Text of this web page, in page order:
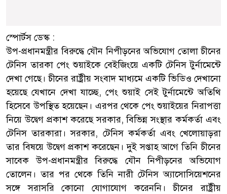
স্পোর্টস ডেস্ক :
উপ-প্রধানমন্ত্রীর বিরুদ্ধে যৌন নিপীড়নের অভিযোগ তোলা চীনের
টেনিস তারকা পেং শুয়াইকে বেইজিংয়ে একটি টেনিস টুর্নামেন্টে
দেখা গেছে। চীনের রাষ্ট্রীয় সংবাদ মাধ্যমে একটি ভিডিও দেখানো
হয়েছে যেখানে দেখা যাচ্ছে, পেং শুয়াই সেই টুর্নামেন্টে অতিথি
হিসেবে উপস্থিত হয়েছেন। এরপর থেকে পেং শুয়াইয়ের নিরাপত্তা
নিয়ে উদ্বেগ প্রকাশ করেছে সরকার, বিভিন্ন সংস্থার কর্মকর্তা এবং
টেনিস তারকারা। সরকার, টেনিস কর্মকর্তা এবং খেলোয়াড়রা
তার বিষয়ে উদ্বেগ প্রকাশ করেছেন। দুই সপ্তাহ আগে তিনি চীনের
সাবেক উপ-প্রধানমন্ত্রীর বিরুদ্ধে যৌন নিপীড়নের অভিযোগ
তোলেন। তার পর থেকে তিনি নারী টেনিস অ্যাসোসিয়েশনের
সঙ্গে সরাসরি কোনো যোগাযোগ করেননি। চীনের রাষ্ট্রীয়